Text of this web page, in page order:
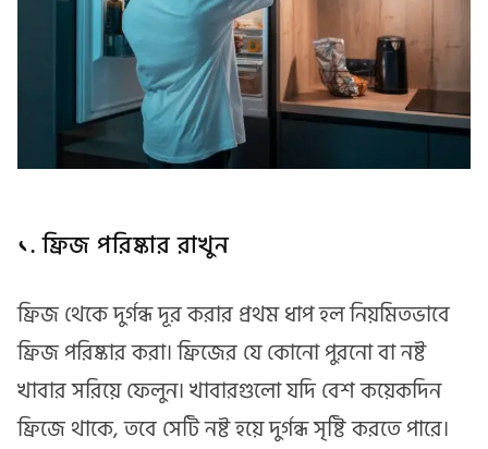
১. ফ্রিজ পরিষ্কার রাখুন
ফ্রিজ থেকে দুর্গন্ধ দূর করার প্রথম ধাপ হল নিয়মিতভাবে
ফ্রিজ পরিষ্কার করা। ফ্রিজের যে কোনো পুরনো বা নষ্ট
খাবার সরিয়ে ফেলুন। খাবারগুলো যদি বেশ কয়েকদিন
ফ্রিজে থাকে, তবে সেটি নষ্ট হয়ে দুর্গন্ধ সৃষ্টি করতে পারে।